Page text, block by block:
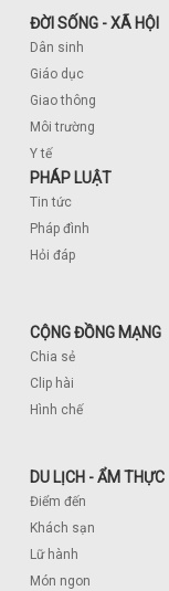
ĐỜI SỐNG - XÃ HỘI
Dân sinh
Giáo dục
Giao thông
Môi trường
Y tế
PHÁP LUẬT
Tin tức
Pháp đình
Hỏi đáp
CỘNG ĐỒNG MẠNG
Chia sẻ
Clip hài
Hình chế
DU LỊCH - ẨM THỰC
Điểm đến
Khách sạn
Lữ hành
Món ngon